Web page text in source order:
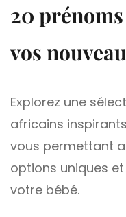
20
vos
Explorez une
africains
vous permettant
options uniques
votre bébé.